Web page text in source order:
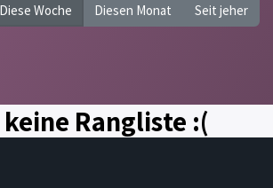
Diese Woche Diesen Monat Seit jeher
Rangliste :(